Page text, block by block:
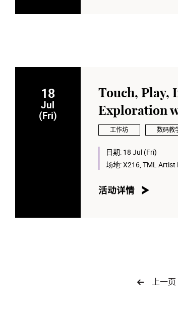
18
Jul
(Fri)
Touch, Play,
Exploration
工作坊 数码教
日期: 18 Jul (Fri)
场地:X216, TML Artist
活动详情
上一页